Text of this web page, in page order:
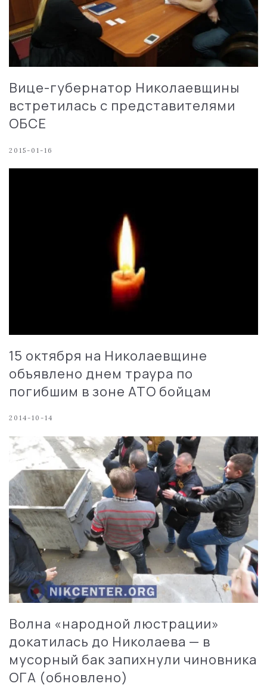
Вице-губернатор Николаевщины
встретилась с представителями
ОБСЕ
2015-01-16
15 октября на Николаевщине
объявлено днем траура по
погибшим в зоне АТО бойцам
2014-10-14
Волна «народной люстрации»
докатилась до Николаева — в
мусорный бак запихнули чиновника
ОГА (обновлено)